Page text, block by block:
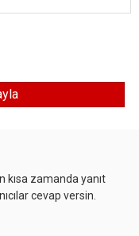
kısa zamanda yanıt
cevap versin.